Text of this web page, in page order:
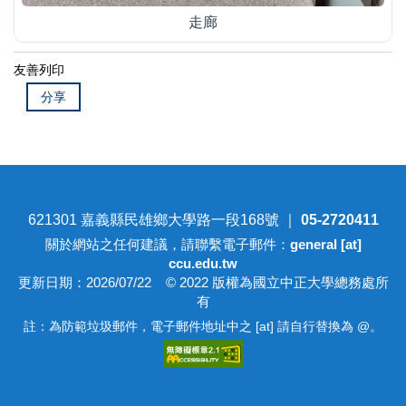
走廊
友善列印
分享
621301 嘉義縣民雄鄉大學路一段168號 ｜ 05-2720411
關於網站之任何建議，請聯繫電子郵件： general [at]
ccu.edu.tw
更新日期：2026/07/22 © 2022 版權為國立中正大學總務處所
有
註：為防範垃圾郵件，電子郵件地址中之 [at] 請自行替換為 @。